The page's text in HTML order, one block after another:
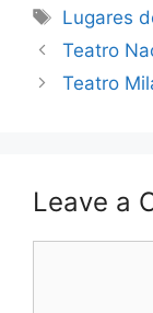
Tags
Lugares
Teatro
Teatro
Leave a